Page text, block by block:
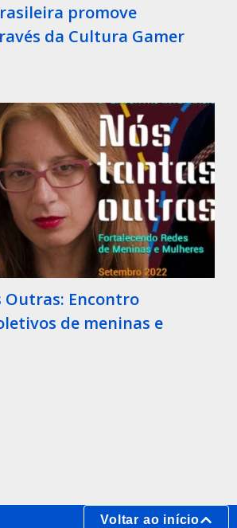
promove
da Cultura Gamer
Outras: Encontro
de meninas e
Voltar ao início